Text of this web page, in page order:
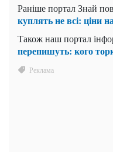
Раніше портал Знай
куплять не всі: ціни
Також наш портал
перепишуть: кого